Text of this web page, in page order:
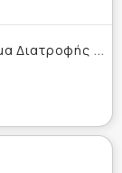
G
reen Forest H Effect Ειδικό Συμπλήρωμα Διατροφής 60 κάψουλες